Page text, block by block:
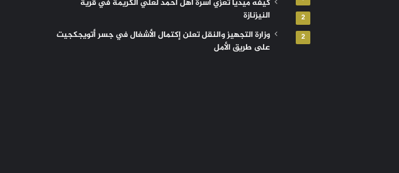
2
2
كيفه ميديا تعزي أسرة أهل احمد لعلي الكريمة في قرية
النيزنازة
وزارة التجهيز والنقل تعلن إكتمال الأشغال في جسر أتويجكجيت
على طريق الأمل